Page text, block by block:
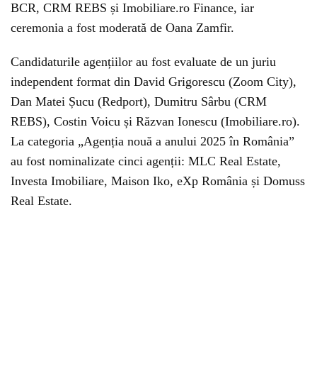
BCR, CRM REBS și Imobiliare.ro Finance, iar
ceremonia a fost moderată de Oana Zamfir.
Candidaturile agențiilor au fost evaluate de un juriu
independent format din David Grigorescu (Zoom City),
Dan Matei Șucu (Redport), Dumitru Sârbu (CRM
REBS), Costin Voicu și Răzvan Ionescu (Imobiliare.ro).
La categoria „Agenția nouă a anului 2025 în România”
au fost nominalizate cinci agenții: MLC Real Estate,
Investa Imobiliare, Maison Iko, eXp România și Domuss
Real Estate.